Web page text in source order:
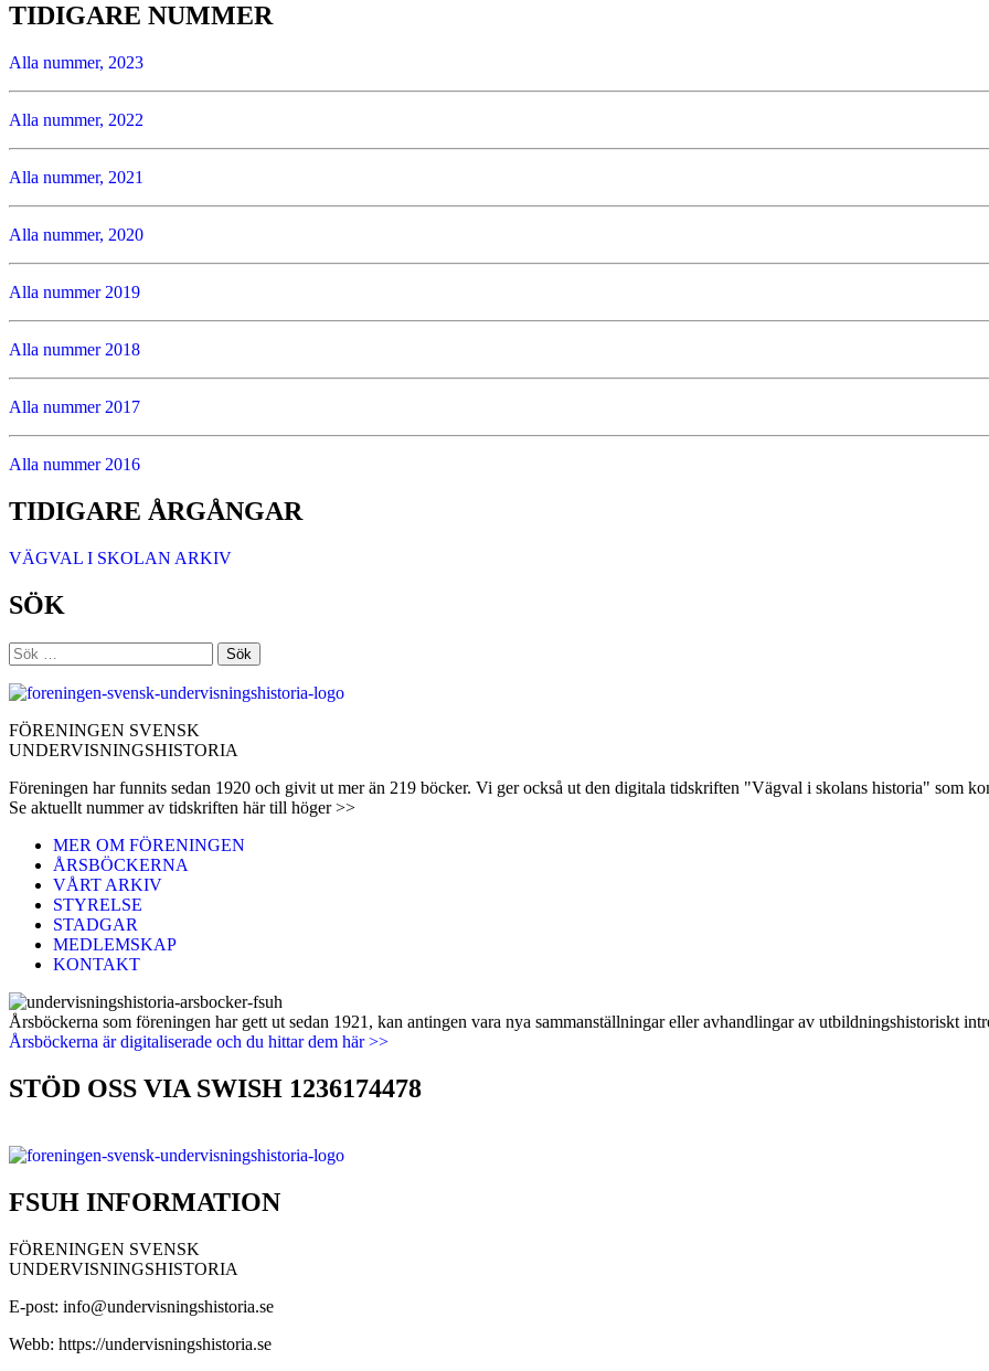
TIDIGARE NUMMER
Alla nummer, 2023
Alla nummer, 2022
Alla nummer, 2021
Alla nummer, 2020
Alla nummer 2019
Alla nummer 2018
Alla nummer 2017
Alla nummer 2016
TIDIGARE ÅRGÅNGAR
VÄGVAL I SKOLAN ARKIV
SÖK
Sök
efter:
FÖRENINGEN SVENSK
UNDERVISNINGSHISTORIA
Föreningen har funnits sedan 1920 och givit ut mer än 219 böcker. Vi ger också ut den digitala tidskriften "Vägval i skolans historia" som
Se aktuellt nummer av tidskriften här till höger >>
MER OM FÖRENINGEN
ÅRSBÖCKERNA
VÅRT ARKIV
STYRELSE
STADGAR
MEDLEMSKAP
KONTAKT
Årsböckerna som föreningen har gett ut sedan 1921, kan antingen vara nya sammanställningar eller avhandlingar av utbildningshistoriskt
Årsböckerna är digitaliserade och du hittar dem här >>
STÖD OSS VIA SWISH 1236174478
FSUH INFORMATION
FÖRENINGEN SVENSK
UNDERVISNINGSHISTORIA
E-post: info@undervisningshistoria.se
Webb: https://undervisningshistoria.se